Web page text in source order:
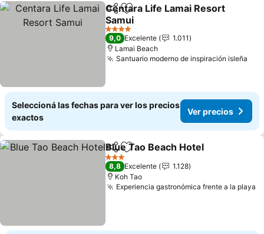
CompartirAñadir a favoritos
Centara Life Lamai Resort
Samui
Ver precios
4 Estrellas
9,0 Excelente
1.011
Lamai Beach
Santuario moderno de inspiración isleña
Seleccioná las fechas para ver los precios
exactos
Ver precios
CompartirAñadir a favoritos
Blue Tao Beach Hotel
3 Estrellas
8,8 Excelente
1.128
Koh Tao
Experiencia gastronómica frente a la playa